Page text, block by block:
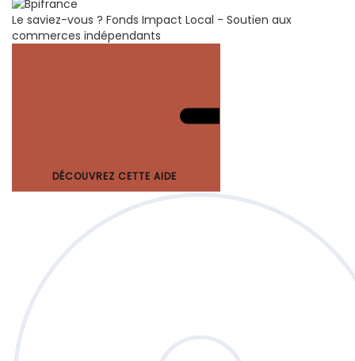
Le saviez-vous ? Fonds Impact Local - Soutien aux
commerces indépendants
DÉCOUVREZ CETTE AIDE